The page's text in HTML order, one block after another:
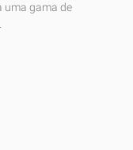
uma gama de